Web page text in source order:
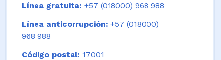
Línea gratuita: +57 (018000) 968 988
Línea anticorrupción: +57 (018000)
968 988
Código postal: 17001